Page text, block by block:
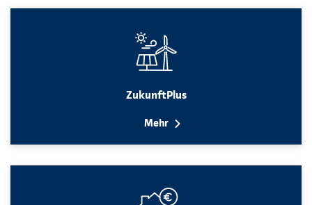
ZukunftPlus
Mehr